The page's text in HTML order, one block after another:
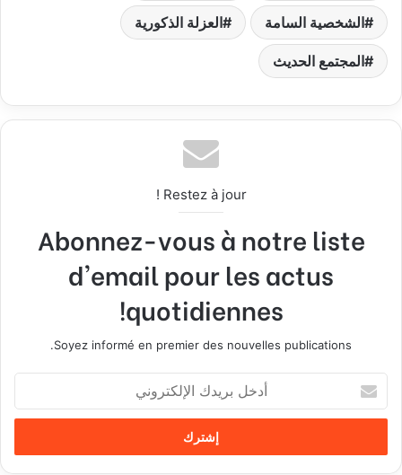
الشخصية السامة العزلة الذكورية
المجتمع الحديث
Restez à jour !
Abonnez-vous à notre liste
d'email pour les actus
quotidiennes!
Soyez informé en premier des nouvelles publications.
خ
ب